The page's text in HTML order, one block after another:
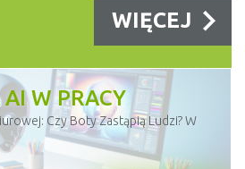
WIĘCEJ
WIĘCEJ
W PRACY
BOTY ZASTĄPIĄ
Czy Boty Zastąpią Ludzi? W